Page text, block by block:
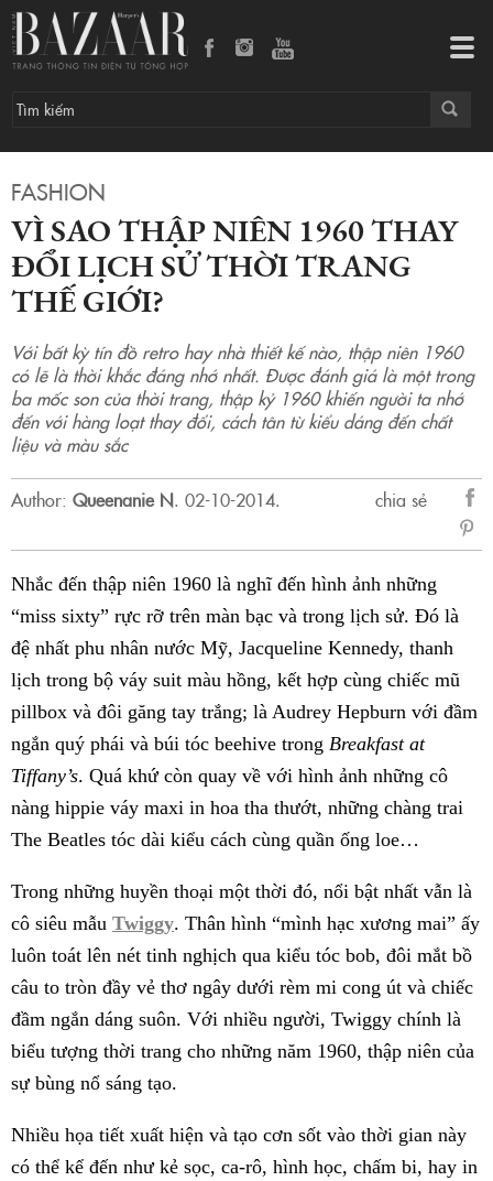
FASHION
VÌ SAO THẬP NIÊN 1960 THAY
ĐỔI LỊCH SỬ THỜI TRANG
THẾ GIỚI?
Với bất kỳ tín đồ retro hay nhà thiết kế nào, thập niên 1960
có lẽ là thời khắc đáng nhớ nhất. Được đánh giá là một trong
ba mốc son của thời trang, thập kỷ 1960 khiến người ta nhớ
đến với hàng loạt thay đổi, cách tân từ kiểu dáng đến chất
liệu và màu sắc
Author: Queenanie N. 02-10-2014.
chia sẻ
sẻ
Nhắc đến thập niên 1960 là nghĩ đến hình ảnh những
“miss sixty” rực rỡ trên màn bạc và trong lịch sử. Đó là
đệ nhất phu nhân nước Mỹ, Jacqueline Kennedy, thanh
lịch trong bộ váy suit màu hồng, kết hợp cùng chiếc mũ
pillbox và đôi găng tay trắng; là Audrey Hepburn với đầm
ngắn quý phái và búi tóc beehive trong Breakfast at
Tiffany’s. Quá khứ còn quay về với hình ảnh những cô
nàng hippie váy maxi in hoa tha thướt, những chàng trai
The Beatles tóc dài kiểu cách cùng quần ống loe…
Trong những huyền thoại một thời đó, nổi bật nhất vẫn là
cô siêu mẫu Twiggy. Thân hình “mình hạc xương mai” ấy
luôn toát lên nét tinh nghịch qua kiểu tóc bob, đôi mắt bồ
câu to tròn đầy vẻ thơ ngây dưới rèm mi cong út và chiếc
đầm ngắn dáng suôn. Với nhiều người, Twiggy chính là
biểu tượng thời trang cho những năm 1960, thập niên của
sự bùng nổ sáng tạo.
Nhiều họa tiết xuất hiện và tạo cơn sốt vào thời gian này
có thể kể đến như kẻ sọc, ca-rô, hình học, chấm bi, hay in